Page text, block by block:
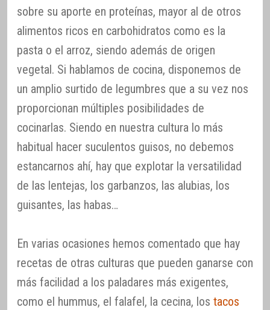
sobre su aporte en proteínas, mayor al de otros
alimentos ricos en carbohidratos como es la
pasta o el arroz, siendo además de origen
vegetal. Si hablamos de cocina, disponemos de
un amplio surtido de legumbres que a su vez nos
proporcionan múltiples posibilidades de
cocinarlas. Siendo en nuestra cultura lo más
habitual hacer suculentos guisos, no debemos
estancarnos ahí, hay que explotar la versatilidad
de las lentejas, los garbanzos, las alubias, los
guisantes, las habas…
En varias ocasiones hemos comentado que hay
recetas de otras culturas que pueden ganarse con
más facilidad a los paladares más exigentes,
como el hummus, el falafel, la cecina, los tacos